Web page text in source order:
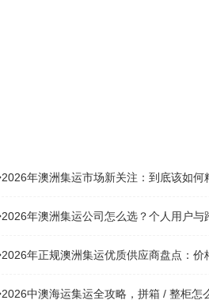
2026年澳洲集运市场新关注：到底该如何精
2026年澳洲集运公司怎么选？个人用户与跨境
2026年正规澳洲集运优质供应商盘点：价格透明
2026中澳海运集运全攻略，拼箱 / 整柜怎么选？价格、